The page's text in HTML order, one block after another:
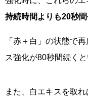
持続時間よりも20秒
「赤＋白」の状態で
ス強化が80秒間続くと
また、白エキスを取れ